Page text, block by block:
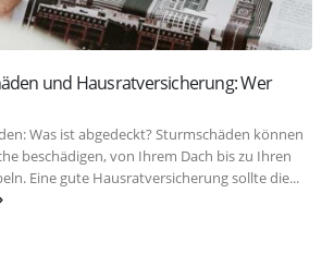
und Hausratversicherung: Wer
Was ist abgedeckt? Sturmschäden können
beschädigen, von Ihrem Dach bis zu Ihren
Eine gute Hausratversicherung sollte die...